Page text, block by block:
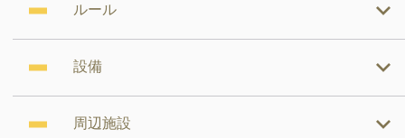
ルール
設備
周辺施設